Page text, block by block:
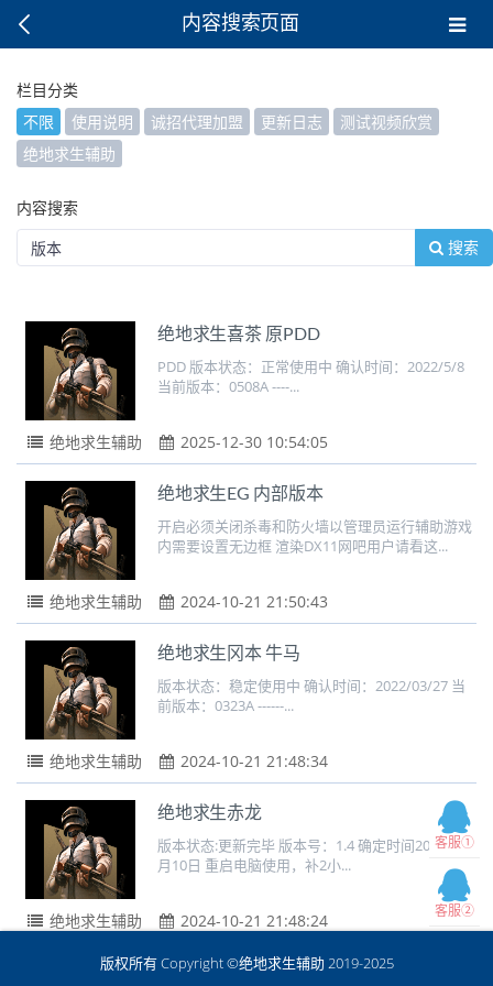
客服①
客服②
内容搜索页面
栏目分类
不限
使用说明 诚招代理加盟 更新日志
测试视频欣赏
绝地求生辅助
内容搜索
搜索
绝地求生喜茶 原PDD
PDD 版本状态：正常使用中 确认时间：2022/5/8
当前版本：0508A ----...
绝地求生辅助 2025-12-30 10:54:05
绝地求生EG 内部版本
开启必须关闭杀毒和防火墙以管理员运行辅助游戏
内需要设置无边框 渲染DX11网吧用户请看这...
绝地求生辅助 2024-10-21 21:50:43
绝地求生冈本 牛马
版本状态：稳定使用中 确认时间：2022/03/27 当
前版本：0323A ------...
绝地求生辅助 2024-10-21 21:48:34
绝地求生赤龙
版本状态:更新完毕 版本号：1.4 确定时间2021年11
月10日 重启电脑使用，补2小...
绝地求生辅助 2024-10-21 21:48:24
绝地求生辉夜 原ONE
版权所有 Copyright ©绝地求生辅助 2019-2025